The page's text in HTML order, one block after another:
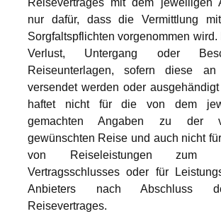
Reisevertrages mit dem jeweiligen
nur dafür, dass die Vermittlung
Sorgfaltspflichten vorgenommen wird.
Verlust, Untergang oder
Reiseunterlagen, sofern diese
versendet werden oder
haftet nicht für die von dem
gemachten Angaben zu der
gewünschten Reise und auch nicht
von Reiseleistungen zum
Vertragsschlusses oder für
Anbieters nach Abschluss
Reisevertrages.